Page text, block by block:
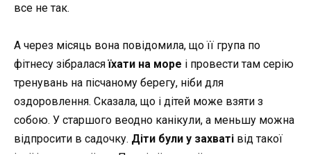
все не так.
А через місяць вона повідомила, що її група по
фітнесу зібраласяїхати на море і провести там серію
тренувань на пісчаному берегу, ніби для
оздоровлення. Сказала, що і дітей може взяти з
собою. У старшого веодно канікули, а меньшу можна
відпросити в садочку. Діти були у захваті від такої